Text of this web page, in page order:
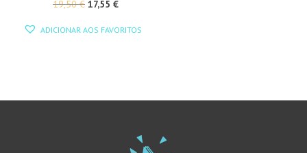
19,50€ O
17,55 €O
ADICIONAR AOS FAVORITOS